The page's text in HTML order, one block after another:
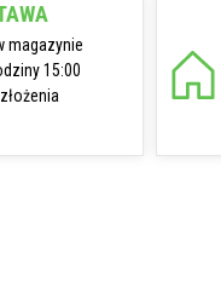
magazynie
15:00